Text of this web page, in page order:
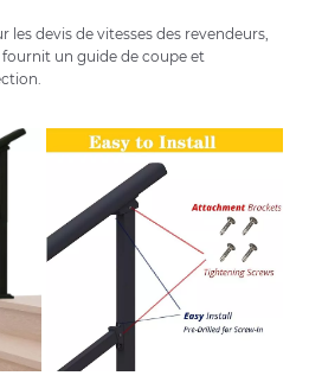
les devis de vitesses des revendeurs,
un guide de coupe et